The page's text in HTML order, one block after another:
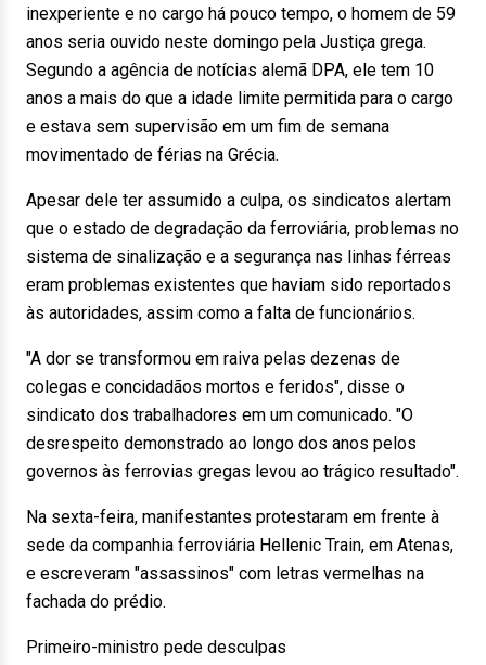
inexperiente e no cargo há pouco tempo, o homem de 59
anos seria ouvido neste domingo pela Justiça grega.
Segundo a agência de notícias alemã DPA, ele tem 10
anos a mais do que a idade limite permitida para o cargo
e estava sem supervisão em um fim de semana
movimentado de férias na Grécia.
Apesar dele ter assumido a culpa, os sindicatos alertam
que o estado de degradação da ferroviária, problemas no
sistema de sinalização e a segurança nas linhas férreas
eram problemas existentes que haviam sido reportados
às autoridades, assim como a falta de funcionários.
"A dor se transformou em raiva pelas dezenas de
colegas e concidadãos mortos e feridos", disse o
sindicato dos trabalhadores em um comunicado. "O
desrespeito demonstrado ao longo dos anos pelos
governos às ferrovias gregas levou ao trágico resultado".
Na sexta-feira, manifestantes protestaram em frente à
sede da companhia ferroviária Hellenic Train, em Atenas,
e escreveram "assassinos" com letras vermelhas na
fachada do prédio.
Primeiro-ministro pede desculpas